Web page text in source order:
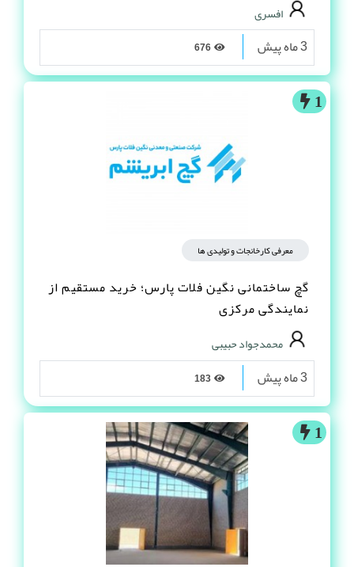
افسری
3 ماه پیش
1
معرفی کارخانجات و تولیدی ها
گچ ساختمانی نگین فلات پارس؛ خرید مستقیم از
نمایندگی مرکزی
محمدجواد حبیبی
3 ماه پیش
1